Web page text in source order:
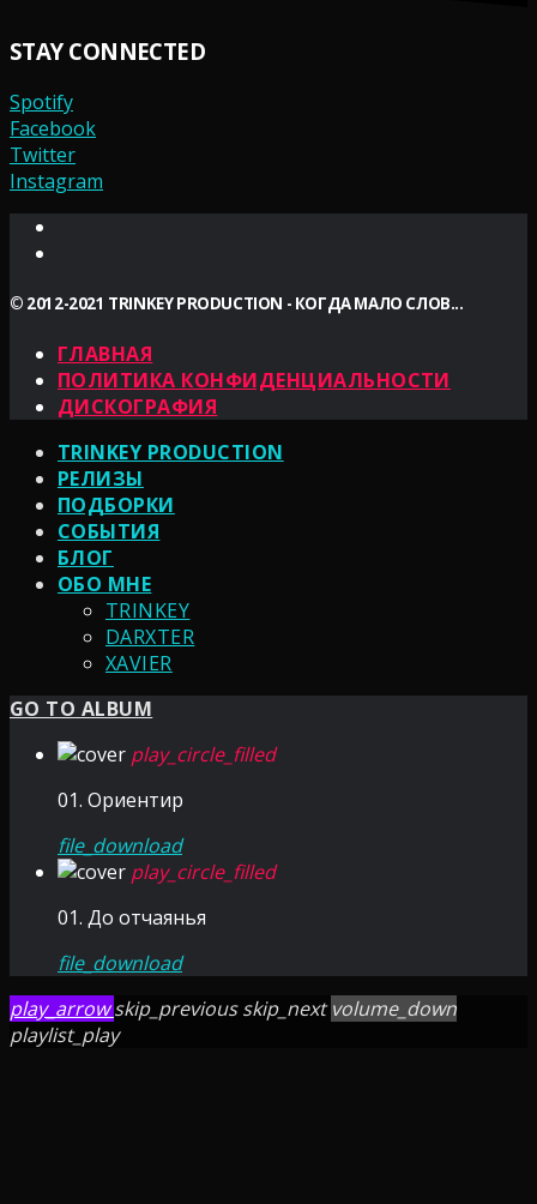
STAY CONNECTED
Spotify
Facebook
Twitter
Instagram
© 2012-2021 TRINKEY PRODUCTION - КОГДА МАЛО СЛОВ...
ГЛАВНАЯ
ПОЛИТИКА КОНФИДЕНЦИАЛЬНОСТИ
ДИСКОГРАФИЯ
TRINKEY PRODUCTION
РЕЛИЗЫ
ПОДБОРКИ
СОБЫТИЯ
БЛОГ
ОБО МНЕ
TRINKEY
DARXTER
XAVIER
GO TO ALBUM
play_circle_filled
01. Ориентир
file_download
play_circle_filled
01. До отчаянья
file_download
play_arrow skip_previous skip_next volume_down
playlist_play